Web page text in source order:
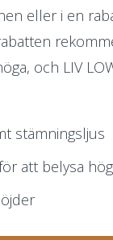
eller i en
och LIV
stämningsljus
att belysa